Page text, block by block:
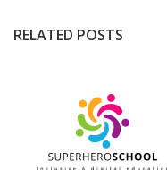
RELATED POSTS